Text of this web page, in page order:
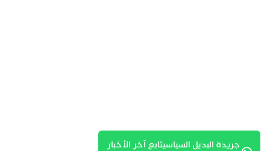
جريدة البديل السياسيتابع آخر الأخبار